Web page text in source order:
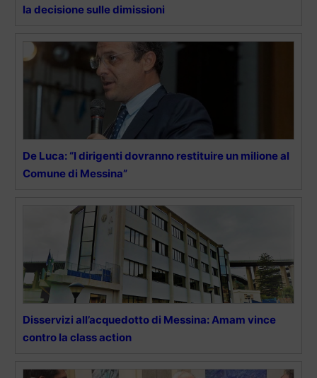
la decisione sulle dimissioni
De Luca: “I dirigenti dovranno restituire un milione al
Comune di Messina”
Disservizi all’acquedotto di Messina: Amam vince
contro la class action